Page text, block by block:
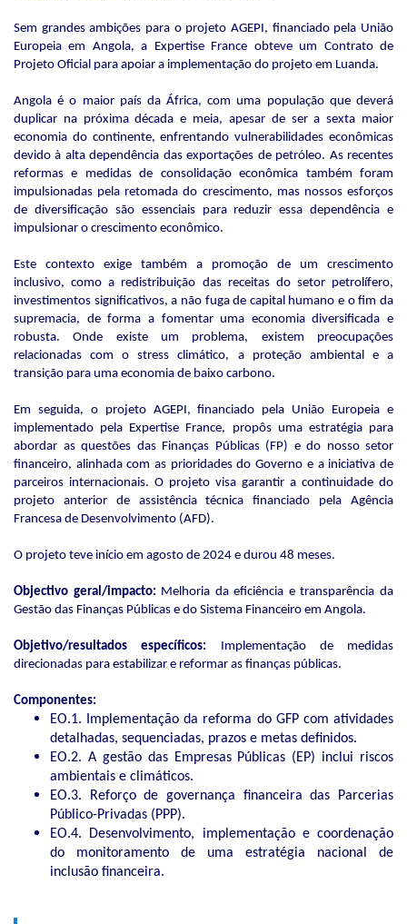
Sem grandes ambições para o projeto AGEPI, financiado pela União
Europeia em Angola, a Expertise France obteve um Contrato de
Projeto Oficial para apoiar a implementação do projeto em Luanda.
Angola é o maior país da África, com uma população que deverá
duplicar na próxima década e meia, apesar de ser a sexta maior
economia do continente, enfrentando vulnerabilidades econômicas
devido à alta dependência das exportações de petróleo. As recentes
reformas e medidas de consolidação econômica também foram
impulsionadas pela retomada do crescimento, mas nossos esforços
de diversificação são essenciais para reduzir essa dependência e
impulsionar o crescimento econômico.
Este contexto exige também a promoção de um crescimento
inclusivo, como a redistribuição das receitas do setor petrolífero,
investimentos significativos, a não fuga de capital humano e o fim da
supremacia, de forma a fomentar uma economia diversificada e
robusta. Onde existe um problema, existem preocupações
relacionadas com o stress climático, a proteção ambiental e a
transição para uma economia de baixo carbono.
Em seguida, o projeto AGEPI, financiado pela União Europeia e
implementado pela Expertise France, propôs uma estratégia para
abordar as questões das Finanças Públicas (FP) e do nosso setor
financeiro, alinhada com as prioridades do Governo e a iniciativa de
parceiros internacionais. O projeto visa garantir a continuidade do
projeto anterior de assistência técnica financiado pela Agência
Francesa de Desenvolvimento (AFD).
O projeto teve início em agosto de 2024 e durou 48 meses.
Objectivo geral/impacto: Melhoria da eficiência e transparência da
Gestão das Finanças Públicas e do Sistema Financeiro em Angola.
Objetivo/resultados específicos: Implementação de medidas
direcionadas para estabilizar e reformar as finanças públicas.
Componentes:
EO.1. Implementação da reforma do GFP com atividades
detalhadas, sequenciadas, prazos e metas definidos.
EO.2. A gestão das Empresas Públicas (EP) inclui riscos
ambientais e climáticos.
EO.3. Reforço de governança financeira das Parcerias
Público-Privadas (PPP).
EO.4. Desenvolvimento, implementação e coordenação
do monitoramento de uma estratégia nacional de
inclusão financeira.